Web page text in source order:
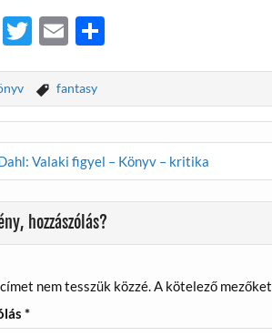
F
T
itt
er
E
ail
m
e
g
fantasy
Valaki figyel – Könyv – kritika
hozzászólás?
nem tesszük közzé.A kötelező mezőket
*